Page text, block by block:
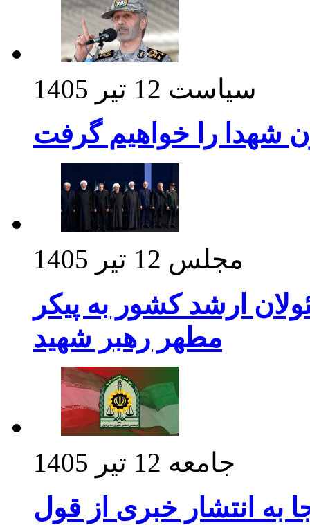
سیاست 12 تیر 1405
شهدا را خواهیم گرفت
مجلس 12 تیر 1405
ارشد کشور به پیکر
مطهر رهبر شهید
جامعه 12 تیر 1405
به انتشار خبری از قول